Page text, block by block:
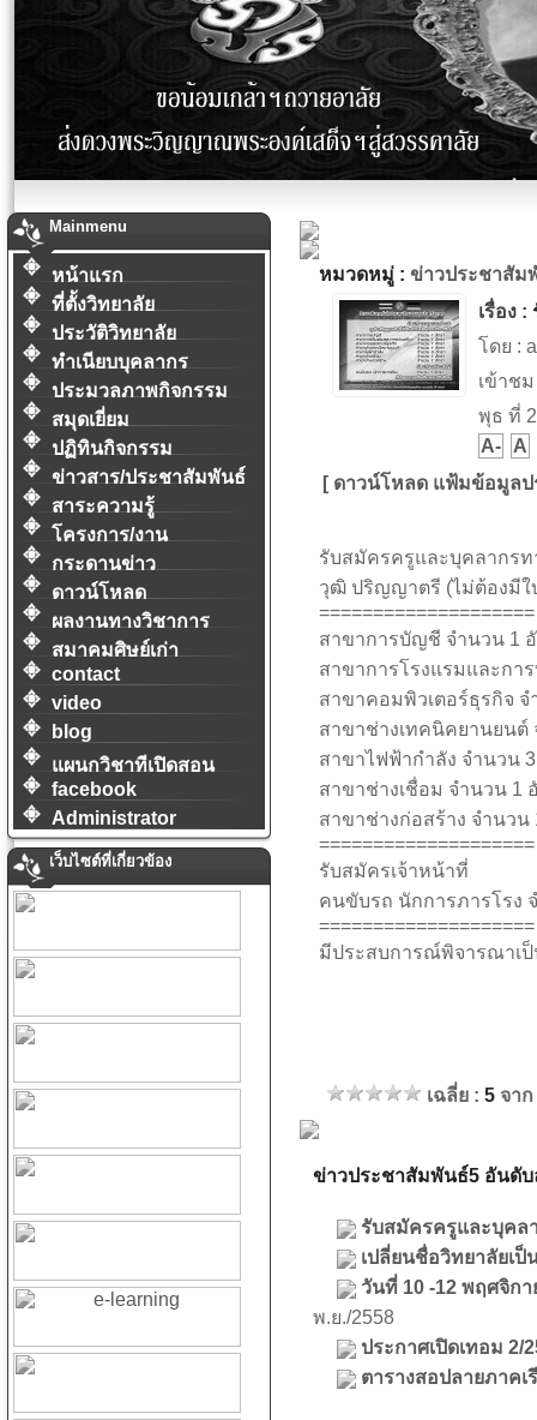
Mainmenu
หน้าแรก
ที่ตั้งวิทยาลัย
ประวัติวิทยาลัย
ทำเนียบบุคลากร
ประมวลภาพกิจกรรม
สมุดเยี่ยม
ปฏิทินกิจกรรม
ข่าวสาร/ประชาสัมพันธ์
สาระความรู้
โครงการ/งาน
กระดานข่าว
ดาวน์โหลด
ผลงานทางวิชาการ
สมาคมศิษย์เก่า
contact
video
blog
แผนกวิชาทีเปิดสอน
facebook
Administrator
เว็บไซต์ที่เกี่ยวข้อง
หมวดหมู่ : ข่าวประชาสัม
เรื่อง :
โดย :
เข้าช
พุธ ที่
A-
A
[ ดาวน์โหลด แฟ้มข้อมูลป
รับสมัครครูและบุคลากรท
วุฒิ ปริญญาตรี (ไม่ต้องมีใ
====================
สาขาการบัญชี จำนวน 1
สาขาการโรงแรมและกา
สาขาคอมพิวเตอร์ธุรกิจ จ
สาขาช่างเทคนิคยานยนต์
สาขาไฟฟ้ากำลัง จำนวน
สาขาช่างเชื่อม จำนวน 1
สาขาช่างก่อสร้าง จำนวน
====================
รับสมัครเจ้าหน้าที่
คนขับรถ นักการภารโรง
====================
มีประสบการณ์พิจารณาเป็
เฉลี่ย : 5จาก
ข่าวประชาสัมพันธ์5 อันดับ
รับสมัครครูและบุคล
เปลี่ยนชื่อวิทยาลัยเ
วันที่ 10 -12 พฤศจิก
พ.ย./2558
ประกาศเปิดเทอม 2/
ตารางสอปลายภาค